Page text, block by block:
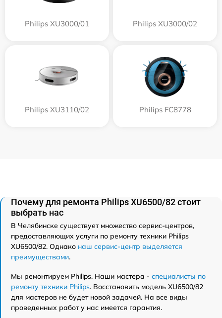
Philips XU3000/01 Philips XU3000/02
Philips XU3110/02 Philips FC8778
Почему для ремонта Philips XU6500/82 стоит
выбрать нас
В Челябинске существует множество сервис-центров,
предоставляющих услуги по ремонту техники Philips
XU6500/82. Однако наш сервис-центр выделяется
преимуществами.
Мы ремонтируем Philips. Наши мастера - специалисты по
ремонту техники Philips. Восстановить модель XU6500/82
для мастеров не будет новой задачей. На все виды
проведенных работ у нас имеется гарантия.